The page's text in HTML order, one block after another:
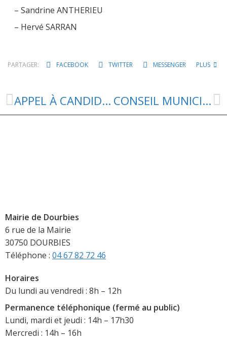
– Sandrine ANTHERIEU
– Hervé SARRAN
PARTAGER: FACEBOOK TWITTER MESSENGER PLUS
APPEL À CANDIDATURE – MAISON MULTISERVICES CONSEIL MUNICIPAL – 04 AVRIL 2026
Mairie de Dourbies
6 rue de la Mairie
30750 DOURBIES
Téléphone : 04 67 82 72 46
Horaires
Du lundi au vendredi : 8h – 12h
Permanence téléphonique (fermé au public)
Lundi, mardi et jeudi : 14h – 17h30
Mercredi : 14h – 16h